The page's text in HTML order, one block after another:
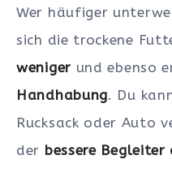
Wer häufiger
sich die trockene
weniger und ebenso
Handhabung. Du
Rucksack oder Auto
der bessere Begleiter